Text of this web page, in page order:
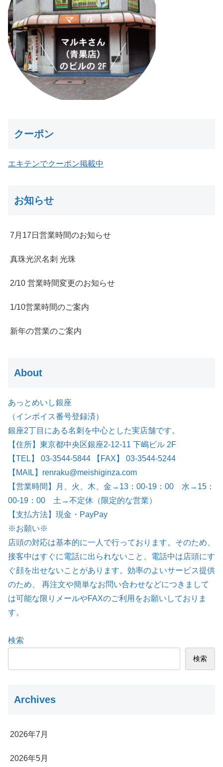
クーポン
エキテンでクーポン掲載中
お知らせ
7月17日営業時間のお知らせ
真珠光沢名刺 光珠
2/10 営業時間変更のお知らせ
1/10営業時間のご案内
新年の営業のご案内
About
あっとめいし銀座
（インボイス番号登録済）
銀座2丁目にある名刺を中心とした実店舗です。
【住所】東京都中央区銀座2-12-11 下嶋ビル 2F
【TEL】 03-3544-5844 【FAX】 03-3544-5244
【MAIL】renraku@meishiginza.com
【営業時間】月、火、木、金→13：00-19：00 水→15：
00-19：00 土→不定休（限定的な営業）
【支払方法】現金・PayPay
※お願い※
店頭の対応は基本的に一人で行っております。そのため、
接客中はすぐに電話に出られないこと、電話中は店頭にす
ぐ顔を出せないことがあります。効率のよいサービス提供
のため、 再注文や簡単なお問い合わせなどにつきまして
は可能な限りメールやFAXのご利用をお願いしておりま
す。
検索
検索
Archives
2026年7月
2026年5月